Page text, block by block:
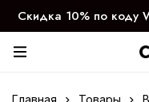
Скидка 10% по коду
Главная Товары